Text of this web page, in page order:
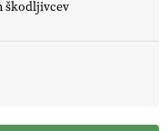
škodljivcev